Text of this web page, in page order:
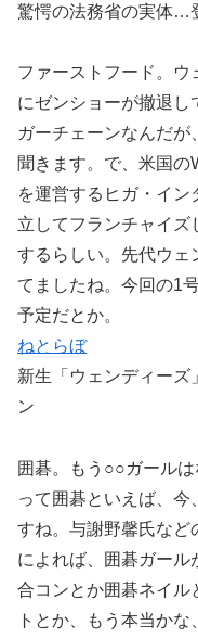
驚愕の法務省の実体…
ファーストフード。
にゼンショーが撤退し
ガーチェーンなんだが
聞きます。で、米国の
を運営するヒガ・イ
立してフランチャイズ
するらしい。先代ウェ
てましたね。今回の1
予定だとか。
ねとらぼ
新生「ウェンディーズ
ン
囲碁。もう○○ガール
って囲碁といえば、
すね。与謝野馨氏など
によれば、囲碁ガール
合コンとか囲碁ネイル
トとか、もう本当か